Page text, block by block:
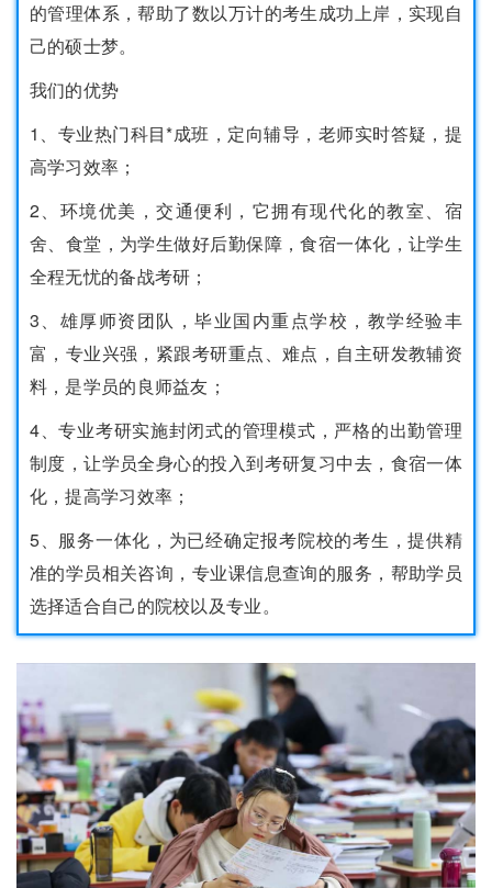
的管理体系，帮助了数以万计的考生成功上岸，实现自
己的硕士梦。
我们的优势
1、专业热门科目*成班，定向辅导，老师实时答疑，提
高学习效率；
2、环境优美，交通便利，它拥有现代化的教室、宿
舍、食堂，为学生做好后勤保障，食宿一体化，让学生
全程无忧的备战考研；
3、雄厚师资团队，毕业国内重点学校，教学经验丰
富，专业兴强，紧跟考研重点、难点，自主研发教辅资
料，是学员的良师益友；
4、专业考研实施封闭式的管理模式，严格的出勤管理
制度，让学员全身心的投入到考研复习中去，食宿一体
化，提高学习效率；
5、服务一体化，为已经确定报考院校的考生，提供精
准的学员相关咨询，专业课信息查询的服务，帮助学员
选择适合自己的院校以及专业。